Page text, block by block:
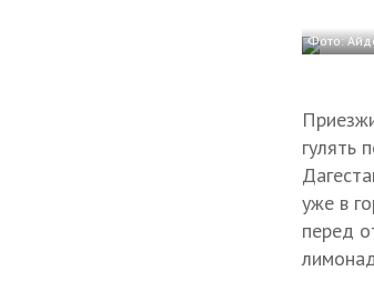
Фото:
гулять
уже в
перед